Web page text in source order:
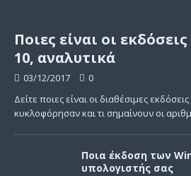
Ποιες είναι οι
10, αναλυτικά
03/12/2017
0
Δείτε ποιες είναι οι διαθέσιμες
κυκλοφόρησαν και τι σημαίνουν οι
Ποια έκδοση των
υπολογιστής σας